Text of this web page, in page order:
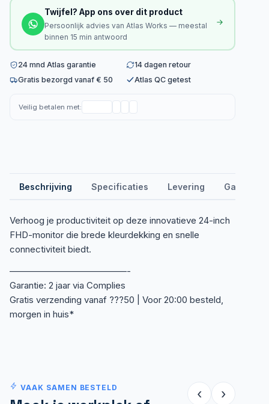
Twijfel? App ons over dit product
Persoonlijk advies van Atlas Works — meestal
binnen 15 min antwoord
24 mnd Atlas garantie
14 dagen retour
Gratis bezorgd vanaf € 50
Atlas QC getest
Veilig betalen met:
Beschrijving Specificaties Levering Garantie
Verhoog je productiviteit op deze innovatieve 24-inch
FHD-monitor die brede kleurdekking en snelle
connectiviteit biedt.
—————————————-
Garantie: 2 jaar via Complies
Gratis verzending vanaf ???50 | Voor 20:00 besteld,
morgen in huis*
VAAK SAMEN BESTELD ‹ ›